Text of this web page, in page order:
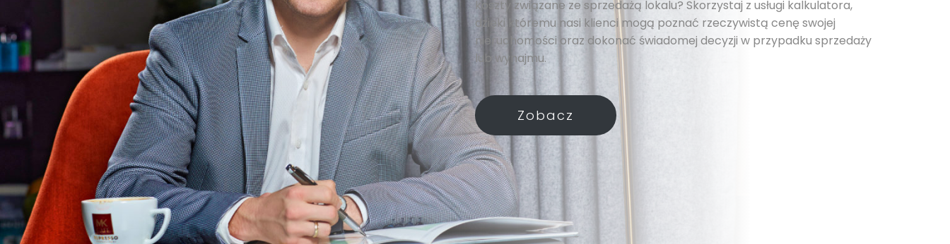
koszty związane ze sprzedażą lokalu? Skorzystaj z usługi kalkulatora,
dzięki któremu nasi klienci mogą poznać rzeczywistą cenę swojej
nieruchomości oraz dokonać świadomej decyzji w przypadku sprzedaży
lub wynajmu.
Zobacz